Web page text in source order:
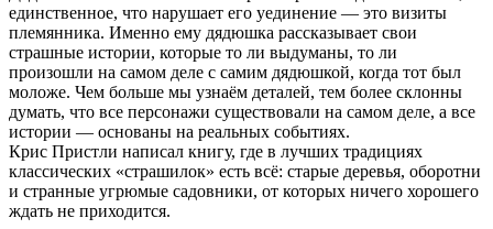
единственное, что нарушает его уединение — это визиты
племянника. Именно ему дядюшка рассказывает свои
страшные истории, которые то ли выдуманы, то ли
произошли на самом деле с самим дядюшкой, когда тот был
моложе. Чем больше мы узнаём деталей, тем более склонны
думать, что все персонажи существовали на самом деле, а все
истории — основаны на реальных событиях.
Крис Пристли написал книгу, где в лучших традициях
классических «страшилок» есть всё: старые деревья, оборотни
и странные угрюмые садовники, от которых ничего хорошего
ждать не приходится.